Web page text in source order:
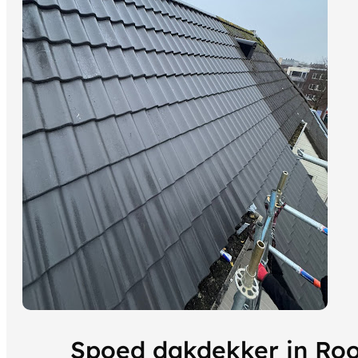
Spoed dakdekker in